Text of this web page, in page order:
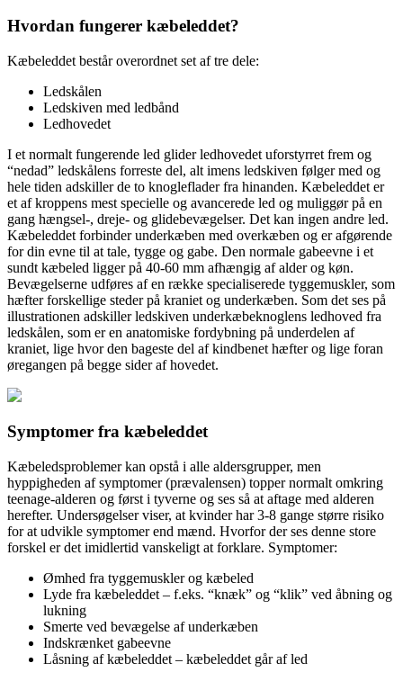
Hvordan fungerer kæbeleddet?
Kæbeleddet består overordnet set af tre dele:
Ledskålen
Ledskiven med ledbånd
Ledhovedet
I et normalt fungerende led glider ledhovedet uforstyrret frem og
“nedad” ledskålens forreste del, alt imens ledskiven følger med og
hele tiden adskiller de to knogleflader fra hinanden. Kæbeleddet er
et af kroppens mest specielle og avancerede led og muliggør på en
gang hængsel-, dreje- og glidebevægelser. Det kan ingen andre led.
Kæbeleddet forbinder underkæben med overkæben og er afgørende
for din evne til at tale, tygge og gabe. Den normale gabeevne i et
sundt kæbeled ligger på 40-60 mm afhængig af alder og køn.
Bevægelserne udføres af en række specialiserede tyggemuskler, som
hæfter forskellige steder på kraniet og underkæben. Som det ses på
illustrationen adskiller ledskiven underkæbeknoglens ledhoved fra
ledskålen, som er en anatomiske fordybning på underdelen af
kraniet, lige hvor den bageste del af kindbenet hæfter og lige foran
øregangen på begge sider af hovedet.
Symptomer fra kæbeleddet
Kæbeledsproblemer kan opstå i alle aldersgrupper, men
hyppigheden af symptomer (prævalensen) topper normalt omkring
teenage-alderen og først i tyverne og ses så at aftage med alderen
herefter. Undersøgelser viser, at kvinder har 3-8 gange større risiko
for at udvikle symptomer end mænd. Hvorfor der ses denne store
forskel er det imidlertid vanskeligt at forklare. Symptomer:
Ømhed fra tyggemuskler og kæbeled
Lyde fra kæbeleddet – f.eks. “knæk” og “klik” ved åbning og
lukning
Smerte ved bevægelse af underkæben
Indskrænket gabeevne
Låsning af kæbeleddet – kæbeleddet går af led